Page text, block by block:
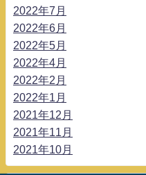
2022年7月
2022年6月
2022年5月
2022年4月
2022年2月
2022年1月
2021年12月
2021年11月
2021年10月